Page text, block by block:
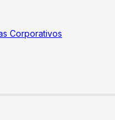
Corporativos